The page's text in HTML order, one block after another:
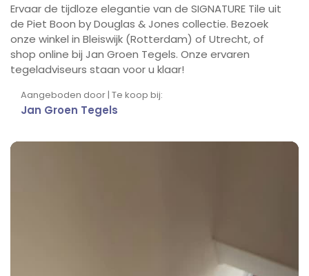
Ervaar de tijdloze elegantie van de SIGNATURE Tile uit
de Piet Boon by Douglas & Jones collectie. Bezoek
onze winkel in Bleiswijk (Rotterdam) of Utrecht, of
shop online bij Jan Groen Tegels. Onze ervaren
tegeladviseurs staan voor u klaar!
Aangeboden door | Te koop bij:
Jan Groen Tegels